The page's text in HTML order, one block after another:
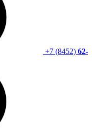
+7 (8452) 62-